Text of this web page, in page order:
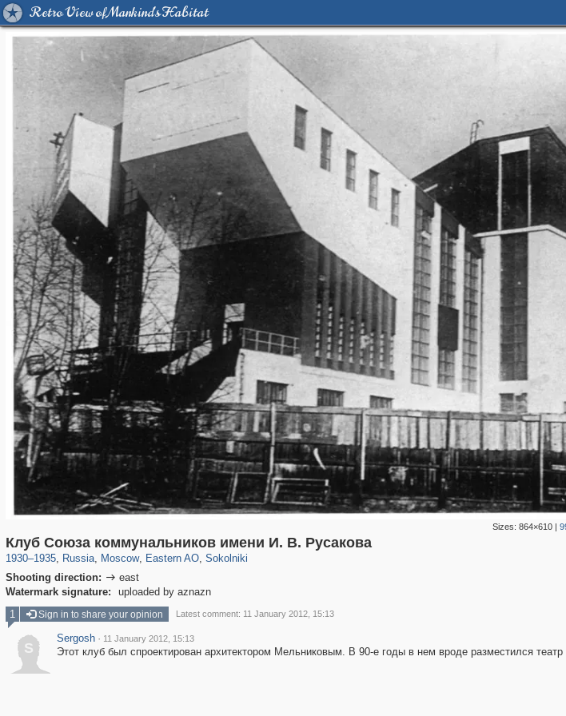
Retro View of Mankind's Habitat
Sizes: 864×610|
Клуб Союза коммунальников имени И. В. Русакова
1930–1935, Russia
1,407,206 29,248
, Moscow
319,878 8,286
, Eastern AO
20,939 306
, Sokolniki
5,623 49
Shooting direction:  east
Watermark signature:
uploaded by aznazn
1 Sign in to share your opinion Latest comment: 11 January 2012, 15:13
S
Sergosh · 11 January 2012, 15:13
Этот клуб был спроектирован архитектором Мельниковым. В 90-е годы в нем вроде разместился